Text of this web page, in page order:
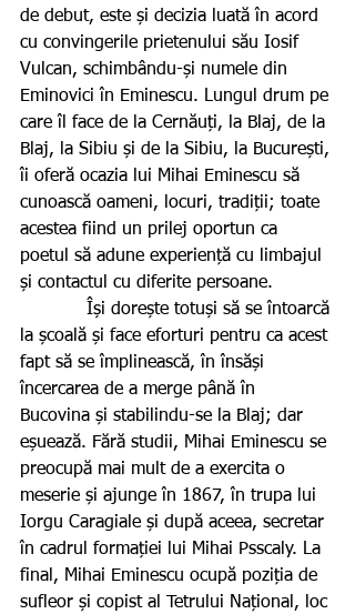
de debut, este și decizia luată în acord
cu convingerile prietenului său Iosif
Vulcan, schimbându-și numele din
Eminovici în Eminescu. Lungul drum pe
care îl face de la Cernăuți, la Blaj, de la
Blaj, la Sibiu și de la Sibiu, la București,
îi oferă ocazia lui Mihai Eminescu să
cunoască oameni, locuri, tradiții; toate
acestea fiind un prilej oportun ca
poetul să adune experiență cu limbajul
și contactul cu diferite persoane.
la școală și face eforturi pentru ca acest
fapt să se împlinească, în însăși
încercarea de a merge până în
Bucovina și stabilindu-se la Blaj; dar
eșuează. Fără studii, Mihai Eminescu se
preocupă mai mult de a exercita o
meserie și ajunge în 1867, în trupa lui
Iorgu Caragiale și după aceea, secretar
în cadrul formației lui Mihai Psscaly. La
final, Mihai Eminescu ocupă poziția de
sufleor și copist al Tetrului Național, loc